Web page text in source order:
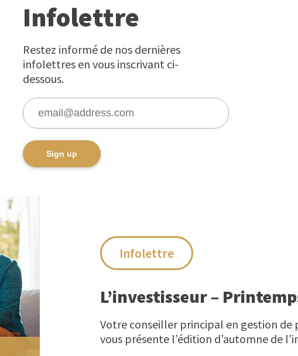
Infolettre
Restez informé de nos dernières
infolettres en vous inscrivant ci-
dessous.
Infolettre
L’investisseur –
Votre conseiller principal en gestion de
vous présente l’édition d’automne de